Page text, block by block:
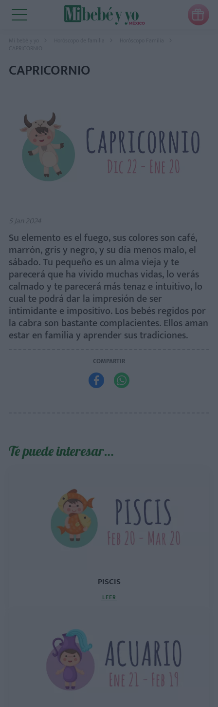

Mi bebé y yo Horóscopo de familia
Horóscopo Familia
CAPRICORNIO
CAPRICORNIO
5 Jan 2024
Su elemento es el fuego, sus colores son café,
marrón, gris y negro, y su día menos malo, el
sábado. Tu pequeño es un alma vieja y te
parecerá que ha vivido muchas vidas, lo verás
calmado y te parecerá más tenaz e intuitivo, lo
cual te podrá dar la impresión de ser
intimidante e impositivo. Los bebés regidos por
la cabra son bastante complacientes. Ellos aman
estar en familia y aprender sus tradiciones.
COMPARTIR
 
Te puede interesar…
PISCIS
LEER